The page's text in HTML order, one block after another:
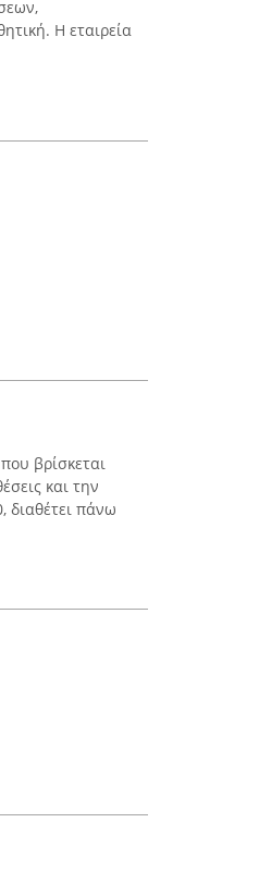
Η εταιρεία
βρίσκεται
και την
διαθέτει πάνω